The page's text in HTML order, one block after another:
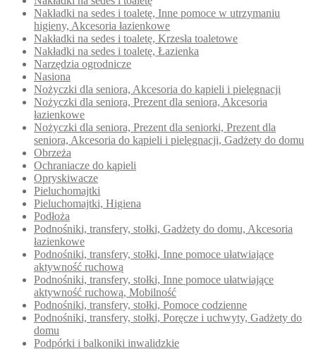
Nakładki na sedes i toaletę, Inne pomoce w utrzymaniu
higieny, Akcesoria łazienkowe
Nakładki na sedes i toaletę, Krzesła toaletowe
Nakładki na sedes i toaletę, Łazienka
Narzędzia ogrodnicze
Nasiona
Nożyczki dla seniora, Akcesoria do kąpieli i pielęgnacji
Nożyczki dla seniora, Prezent dla seniora, Akcesoria
łazienkowe
Nożyczki dla seniora, Prezent dla seniorki, Prezent dla
seniora, Akcesoria do kąpieli i pielęgnacji, Gadżety do domu
Obrzeża
Ochraniacze do kąpieli
Opryskiwacze
Pieluchomajtki
Pieluchomajtki, Higiena
Podłoża
Podnośniki, transfery, stołki, Gadżety do domu, Akcesoria
łazienkowe
Podnośniki, transfery, stołki, Inne pomoce ułatwiające
aktywność ruchową
Podnośniki, transfery, stołki, Inne pomoce ułatwiające
aktywność ruchową, Mobilność
Podnośniki, transfery, stołki, Pomoce codzienne
Podnośniki, transfery, stołki, Poręcze i uchwyty, Gadżety do
domu
Podpórki i balkoniki inwalidzkie